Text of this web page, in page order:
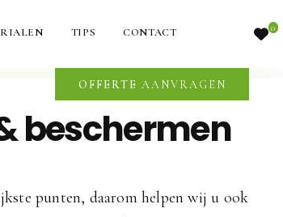
TIPS CONTACT 0
OFFERTE AANVRAGEN
beschermen
punten, daarom helpen wij u ook